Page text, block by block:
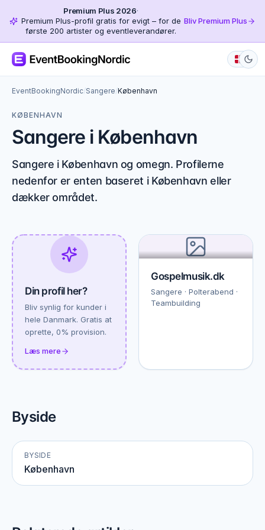
Premium Plus 2026·
Premium Plus-profil gratis for evigt – for de
første 200 artister og eventleverandører.
Bliv Premium Plus
EventBookingNordic/Sangere/København
KØBENHAVN
Sangere i København
Sangere i København og omegn. Profilerne
nedenfor er enten baseret i København eller
dækker området.
Din profil her?
Bliv synlig for kunder i
hele Danmark. Gratis at
oprette, 0% provision.
Læs mere
Gospelmusik.dk
Sangere · Polterabend ·
Teambuilding
Byside
BYSIDE
København